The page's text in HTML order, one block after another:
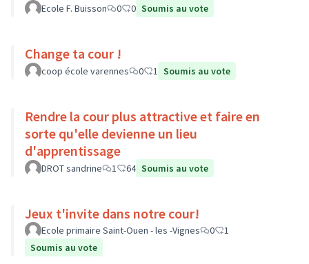
Ecole F. Buisson 0 0 Soumis au vote
Change ta cour !
coop école varennes 0 1 Soumis au vote
Rendre la cour plus attractive et faire en
sorte qu'elle devienne un lieu
d'apprentissage
DROT sandrine 1 64 Soumis au vote
Jeux t'invite dans notre cour!
Ecole primaire Saint-Ouen - les -Vignes 0
1
Soumis au vote